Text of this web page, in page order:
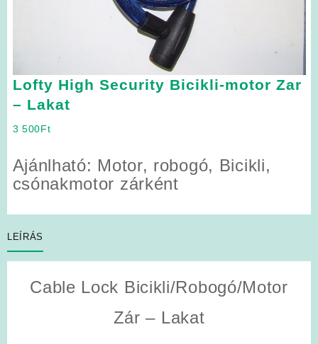
Lofty High Security Bicikli-motor Zar
– Lakat
3 500Ft
Ajánlható: Motor, robogó, Bicikli,
csónakmotor zárként
LEÍRÁS
Cable Lock Bicikli/Robogó/Motor
Zár – Lakat